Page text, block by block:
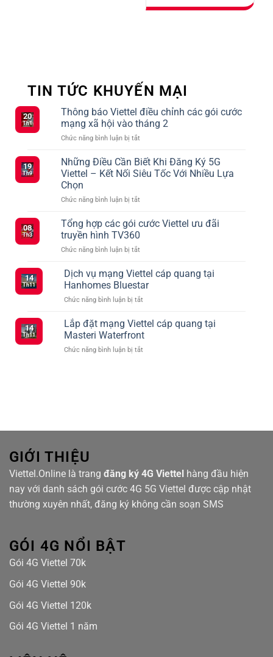
TIN TỨC KHUYẾN MẠI
20
Th1
Thông báo Viettel điều chỉnh các gói cước
mạng xã hội vào tháng 2
Chức năng bình luận bị tắt
báo
Viettel
điều
cước
hội
tháng
2
19
Th9
Những Điều Cần Biết Khi Đăng Ký 5G
Viettel – Kết Nối Siêu Tốc Với Nhiều Lựa
Chọn
Chức năng bình luận bị tắt
Điều
Khi
Ký
5G
–
Nối
Siêu
Với
08
Th3
Tổng hợp các gói cước Viettel ưu đãi
truyền hình TV360
Chức năng bình luận bị tắt
hợp
gói
cước
ưu
đãi
hình
14
Th11
Dịch vụ mạng Viettel cáp quang tại
Hanhomes Bluestar
Chức năng bình luận bị tắt
vụ
Viettel
cáp
14
Th11
Lắp đặt mạng Viettel cáp quang tại
Masteri Waterfront
Chức năng bình luận bị tắt
Masteri
GIỚI THIỆU
Viettel.Online là trang đăng ký 4G Viettel hàng đầu hiện
nay với danh sách gói cước 4G 5G Viettel được cập nhật
thường xuyên nhất, đăng ký không cần soạn SMS
GÓI 4G NỔI BẬT
Gói 4G Viettel 70k
Gói 4G Viettel 90k
Gói 4G Viettel 120k
Gói 4G Viettel 1 năm